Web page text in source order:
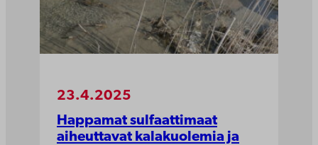
23.4.2025
Happamat sulfaattimaat
aiheuttavat kalakuolemia ja